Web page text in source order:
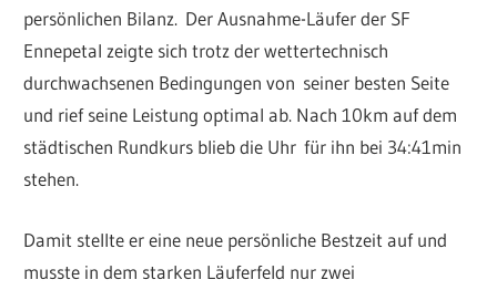
persönlichen Bilanz. Der Ausnahme-Läufer der SF
Ennepetal zeigte sich trotz der wettertechnisch
durchwachsenen Bedingungen von seiner besten Seite
und rief seine Leistung optimal ab. Nach 10km auf dem
städtischen Rundkurs blieb die Uhr für ihn bei 34:41min
stehen.
Damit stellte er eine neue persönliche Bestzeit auf und
musste in dem starken Läuferfeld nur zwei